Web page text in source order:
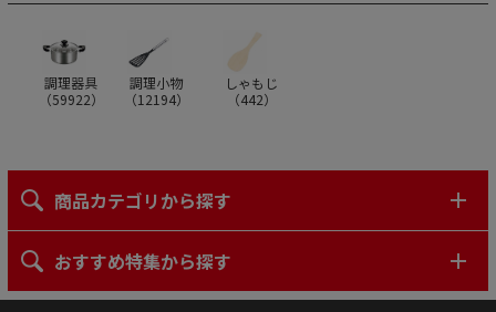
調理器具
（59922）
調理小物
（12194）
しゃもじ
（442）
商品カテゴリから探す
おすすめ特集から探す